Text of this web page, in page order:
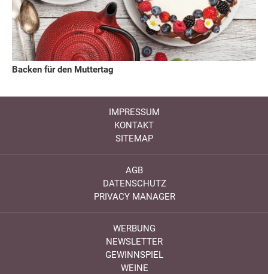
Backen für den Muttertag
IMPRESSUM
KONTAKT
SITEMAP
AGB
DATENSCHUTZ
PRIVACY MANAGER
WERBUNG
NEWSLETTER
GEWINNSPIEL
WEINE